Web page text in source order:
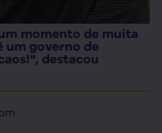
momento de muita
um governo de
destacou